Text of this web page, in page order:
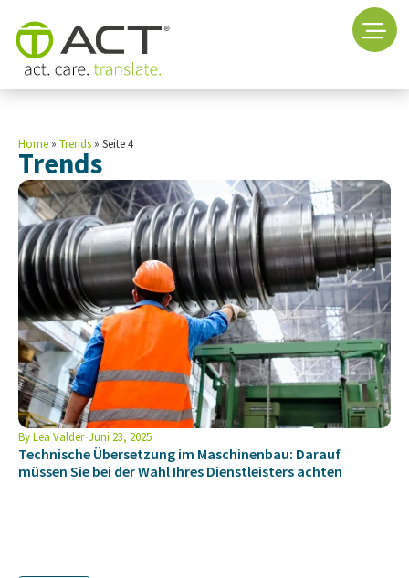
Home » Trends » Seite 4
Trends
ByLea Valder Juni 23, 2025
Technische Übersetzung im Maschinenbau: Darauf
müssen Sie bei der Wahl Ihres Dienstleisters achten